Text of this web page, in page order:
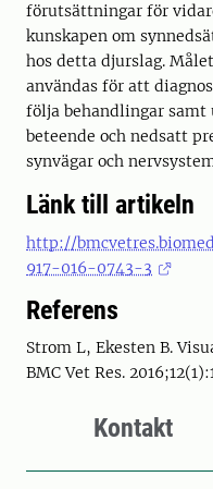
förutsättningar för
kunskapen om
hos detta djurslag.
användas för att
följa behandlingar samt
beteende och nedsatt
synvägar och
Länk till artikeln
http://
917-016-0743-3
Referens
Strom L, Ekesten B.
BMC Vet Res.
Kontakt